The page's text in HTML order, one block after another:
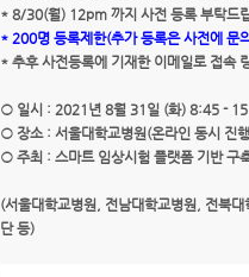
* 8/30(월) 12pm 까지 사전 등록 부탁드
* 200명 등록제한(추가 등록은 사전에 문
* 추후 사전등록에 기재한 이메일로 접속
○ 일시 : 2021년 8월 31일 (화) 8:45 -
○ 장소 : 서울대학교병원(온라인 동시 진
○ 주최 : 스마트 임상시험 플랫폼 기반 구
(서울대학교병원, 전남대학교병원, 전북
단 등)